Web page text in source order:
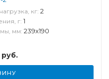
кг: 2
г: 1
мм: 239х190
руб.